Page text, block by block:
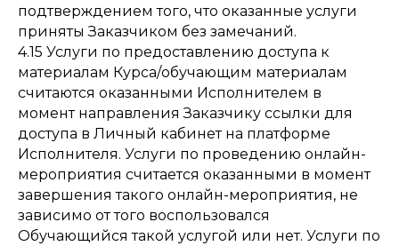
подтверждением того, что оказанные услуги
приняты Заказчиком без замечаний.
4.15 Услуги по предоставлению доступа к
материалам Курса/обучающим материалам
считаются оказанными Исполнителем в
момент направления Заказчику ссылки для
доступа в Личный кабинет на платформе
Исполнителя. Услуги по проведению онлайн-
мероприятия считается оказанными в момент
завершения такого онлайн-мероприятия, не
зависимо от того воспользовался
Обучающийся такой услугой или нет. Услуги по